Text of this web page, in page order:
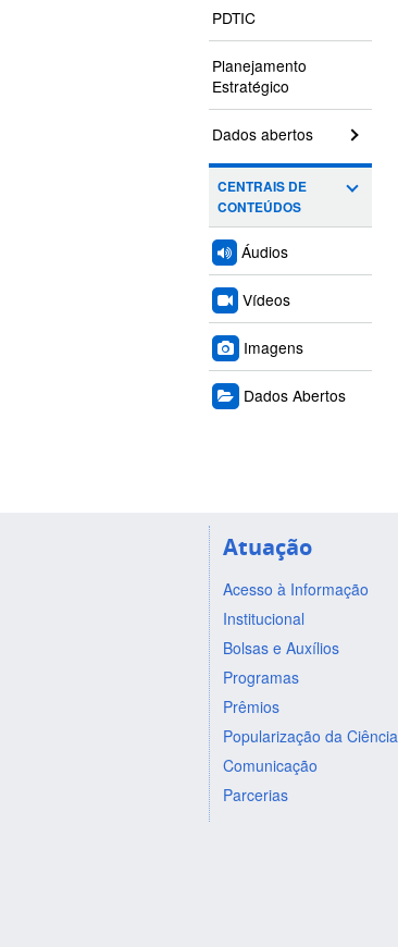
PDTIC
Planejamento
Estratégico
Dados abertos
CENTRAIS DE
CONTEÚDOS
Áudios
Vídeos
Imagens
Dados Abertos
Atuação
Acesso à Informação
Institucional
Bolsas e Auxílios
Programas
Prêmios
Popularização da Ciência
Comunicação
Parcerias